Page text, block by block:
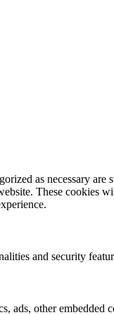
as necessary are
These cookies
and security
other embedded